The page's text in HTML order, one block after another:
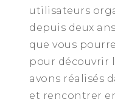
utilisateurs
depuis deux
que vous
pour découvrir
avons réalisés
et rencontrer